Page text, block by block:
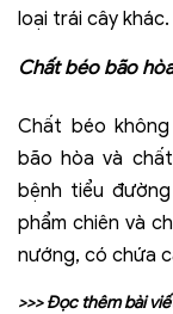
loại trái cây khác.
Chất béo bão
Chất béo
bão hòa và
bệnh tiểu
phẩm chiên và
nướng, có chứa
>>> Đọc thêm bài